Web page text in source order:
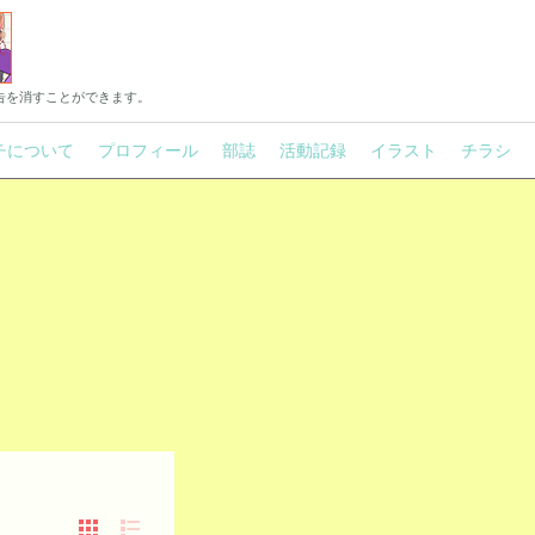
消すことができます。
について プロフィール 部誌 活動記録 イラスト チラシ